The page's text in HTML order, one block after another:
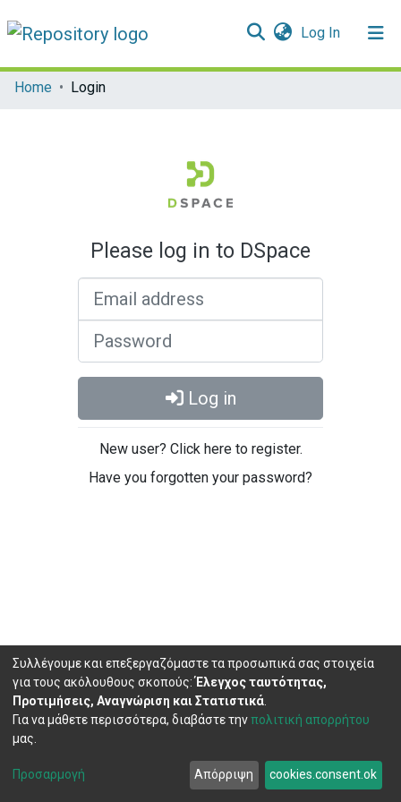
Log In(current)
Communities & Collections
Home Login
Please log in to DSpace
Log in
New user? Click here to register.
Have you forgotten your password?
Cookie
End User
Agreement
Send
Feedback
Συλλέγουμε και επεξεργαζόμαστε τα προσωπικά σας στοιχεία
για τους ακόλουθους σκοπούς:Έλεγχος ταυτότητας,
Προτιμήσεις, Αναγνώριση και Στατιστικά
Για να μάθετε περισσότερα, διαβάστε τηνπολιτική απορρήτου
μας.
Προσαρμογή Απόρριψη cookies.consent.ok